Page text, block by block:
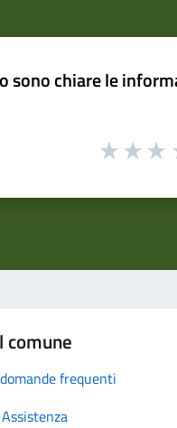
sono chiare le
comune
frequenti